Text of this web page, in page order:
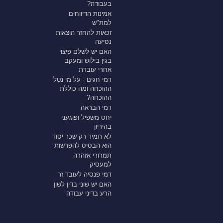
בעבודה?
אמינות הדיווחים
למת"ש
זכאות להחזר הוצאות
נסיעה
האם יש לשלם פיצוי
בגין בילוש ומעקב
אחרי עובדת
דמי חגים - על מי נטל
ההוכחה ומה כוללת
ההוכחה?
דמי הבראה
יחס משפיל ופוגעני
בהיריון
לא תמיד רק שכר יסוד
הוא הבסיס להפרשות
תמרורי אזהרה
למעסיק
דמי פנסיה לעובד זר
האם יש שוני בדין לשון
הרע בדיני עבודה